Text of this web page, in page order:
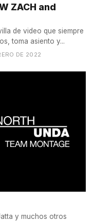
ZACH and
de video que siempre
toma asiento y...
DE 2022
y muchos otros